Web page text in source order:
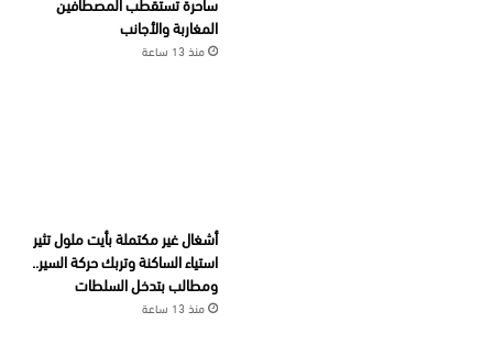
المغاربة والأجانب
منذ 13 ساعة
أشغال غير مكتملة بأيت ملول تثير
استياء الساكنة وتربك حركة السير..
ومطالب بتدخل السلطات
منذ 13 ساعة